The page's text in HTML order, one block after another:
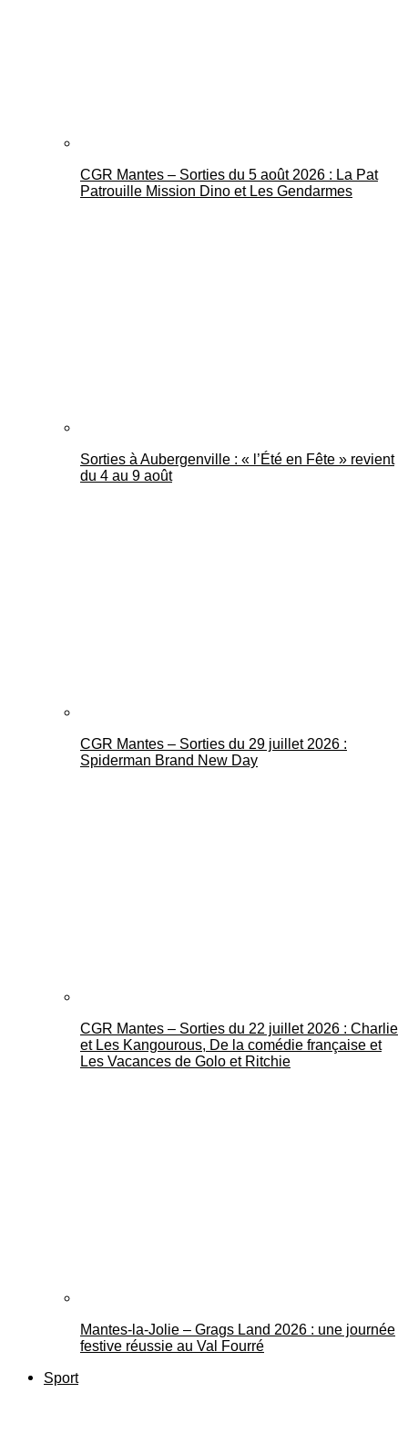
CGR Mantes – Sorties du 5 août 2026 : La Pat
Patrouille Mission Dino et Les Gendarmes
Sorties à Aubergenville : « l’Été en Fête » revient
du 4 au 9 août
CGR Mantes – Sorties du 29 juillet 2026 :
Spiderman Brand New Day
CGR Mantes – Sorties du 22 juillet 2026 : Charlie
et Les Kangourous, De la comédie française et
Les Vacances de Golo et Ritchie
Mantes-la-Jolie – Grags Land 2026 : une journée
festive réussie au Val Fourré
Sport